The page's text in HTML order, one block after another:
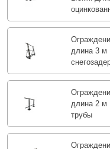
длина 3 м
длина 2 м
трубы